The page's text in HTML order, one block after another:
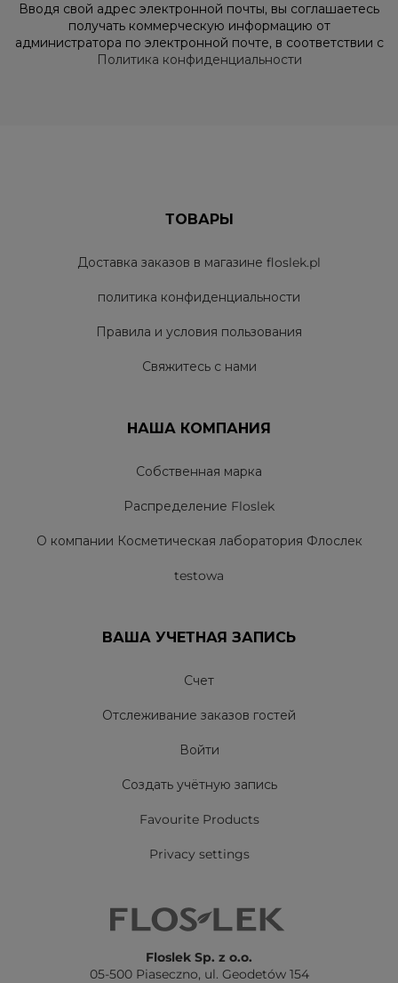
Вводя свой адрес электронной почты, вы соглашаетесь
получать коммерческую информацию от
администратора по электронной почте, в соответствии с
Политика конфиденциальности
ТОВАРЫ
Доставка заказов в магазине floslek.pl
политика конфиденциальности
Правила и условия пользования
Свяжитесь с нами
НАША КОМПАНИЯ
Собственная марка
Распределение Floslek
О компании Косметическая лаборатория Флослек
testowa
ВАША УЧЕТНАЯ ЗАПИСЬ
Счет
Отслеживание заказов гостей
Войти
Создать учётную запись
Favourite Products
Privacy settings
Floslek Sp. z o.o.
05-500 Piaseczno, ul. Geodetów 154